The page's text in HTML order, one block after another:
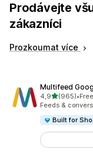
Prodávejte
zákazníci
Prozkoumat více
Multifeed
4,9z 5 hvězd
(965)
Celkový počet
•
Feeds &
Built for